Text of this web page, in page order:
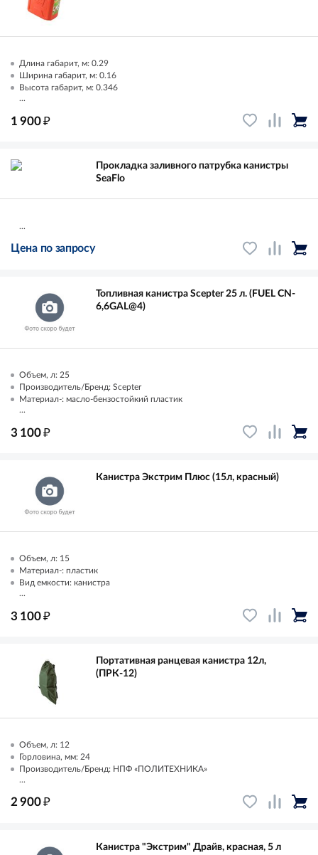
Длина габарит, м: 0.29
Ширина габарит, м: 0.16
Высота габарит, м: 0.346
...
1 900₽
Прокладка заливного патрубка канистры
SeaFlo
...
Цена по запросу
Топливная канистра Scepter 25 л. (FUEL CN-
6,6GAL@4)
Объем, л: 25
Производитель/Бренд: Scepter
Материал-: масло-бензостойкий пластик
...
3 100₽
Канистра Экстрим Плюс (15л, красный)
Объем, л: 15
Материал-: пластик
Вид емкости: канистра
...
3 100₽
Портативная ранцевая канистра 12л,
(ПРК-12)
Объем, л: 12
Горловина, мм: 24
Производитель/Бренд: НПФ «ПОЛИТЕХНИКА»
...
2 900₽
Канистра "Экстрим" Драйв, красная, 5 л